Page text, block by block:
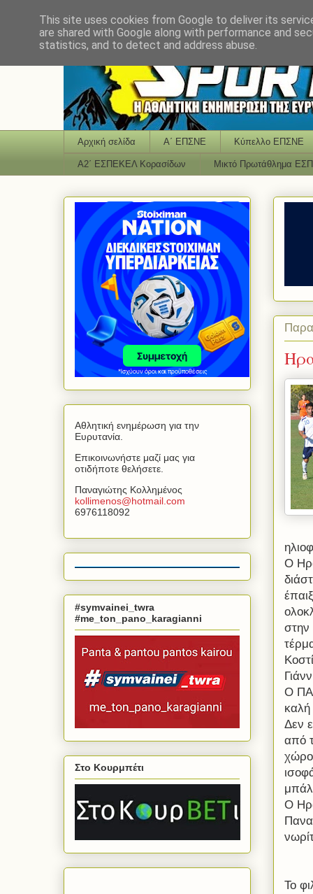
Αρχική σελίδα Α΄ ΕΠΣΝΕ Κύπελλο ΕΠΣΝΕ
Α2΄ ΕΣΠΕΚΕΛ Κορασίδων Μικτό Πρωτάθλημα
Ο
στην
Ο
καλή
Δεν
από
Ο
Το
Αθλητική ενημέρωση για την
Ευρυτανία.
Επικοινωνήστε μαζί μας για
οτιδήποτε θελήσετε.
Παναγιώτης Κολλημένος
kollimenos@hotmail com
6976118092
#symvainei_twra
#me_ton_pano_karagianni
Στο Κουρμπέτι
This site uses cookies from Google to deliver its
are shared with Google along with performance and
statistics, and to detect and address abuse.